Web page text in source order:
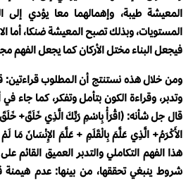
المعيشة طيبة، وإهمالهما معا يؤدي إلى
المستويات، وبذلك تصبح المعيشة ضنكا، أما
فيجعل البناء مختل الأركان كما يجعل الفهم
ومن خلال هذه نستنتج أن المطلوب قراءتين:
وتدبر، وقراءة الكون بتأمل وتفكر، كما جاء
قال جل شأنه: ﴿اقْرَأْ بِاسْمِ رَبِّكَ الَّذِي خَلَقَ+
هذا الفهم التكاملي والتدبر العميق القائم
شروط ينبغي تحققها، من بينها: عدم هيمنة